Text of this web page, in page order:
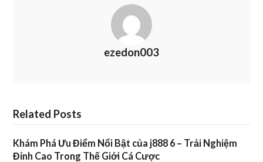
ezedon003
Related Posts
Khám Phá Ưu Điểm Nổi Bật của j888 6 – Trải Nghiệm
Đỉnh Cao Trong Thế Giới Cá Cược